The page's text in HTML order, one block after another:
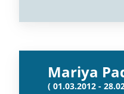
Mariya
( 01.03.2012 -